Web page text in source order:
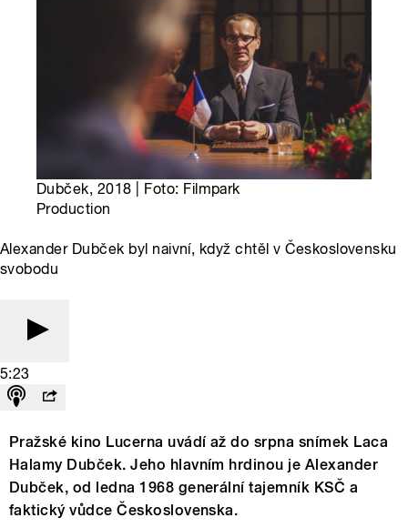
Dubček, 2018 | Foto: Filmpark
Production
Alexander Dubček byl naivní, když chtěl v Československu
svobodu
5:23
Pražské kino Lucerna uvádí až do srpna snímek Laca
Halamy Dubček. Jeho hlavním hrdinou je Alexander
Dubček, od ledna 1968 generální tajemník KSČ a
faktický vůdce Československa.